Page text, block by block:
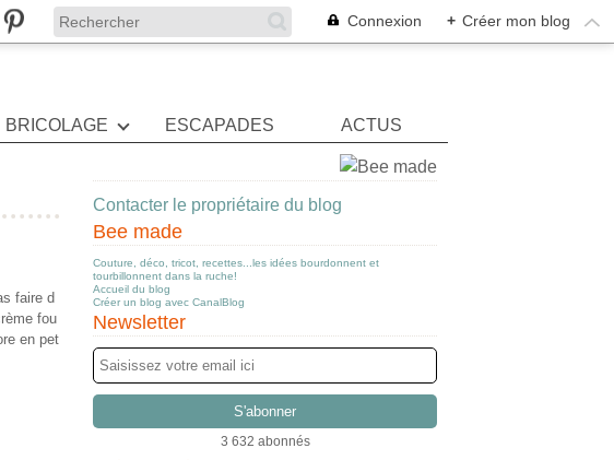
Connexion + Créer mon blog
BRICOLAGE ESCAPADES ACTUS
faire d
fou
en pet
Contacter le propriétaire du blog
Bee made
Couture, déco, tricot, recettes...les idées bourdonnent et
tourbillonnent dans la ruche!
Accueil du blog
Créer un blog avec CanalBlog
Newsletter
3 632 abonnés